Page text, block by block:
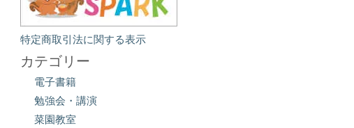
特定商取引法に関する表示
カテゴリー
電子書籍
勉強会・講演
菜園教室